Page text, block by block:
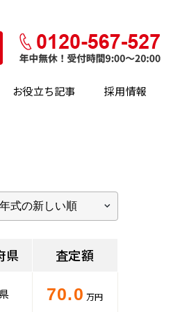
お役立ち記事 採用情報
県 査定額
70.0 万円